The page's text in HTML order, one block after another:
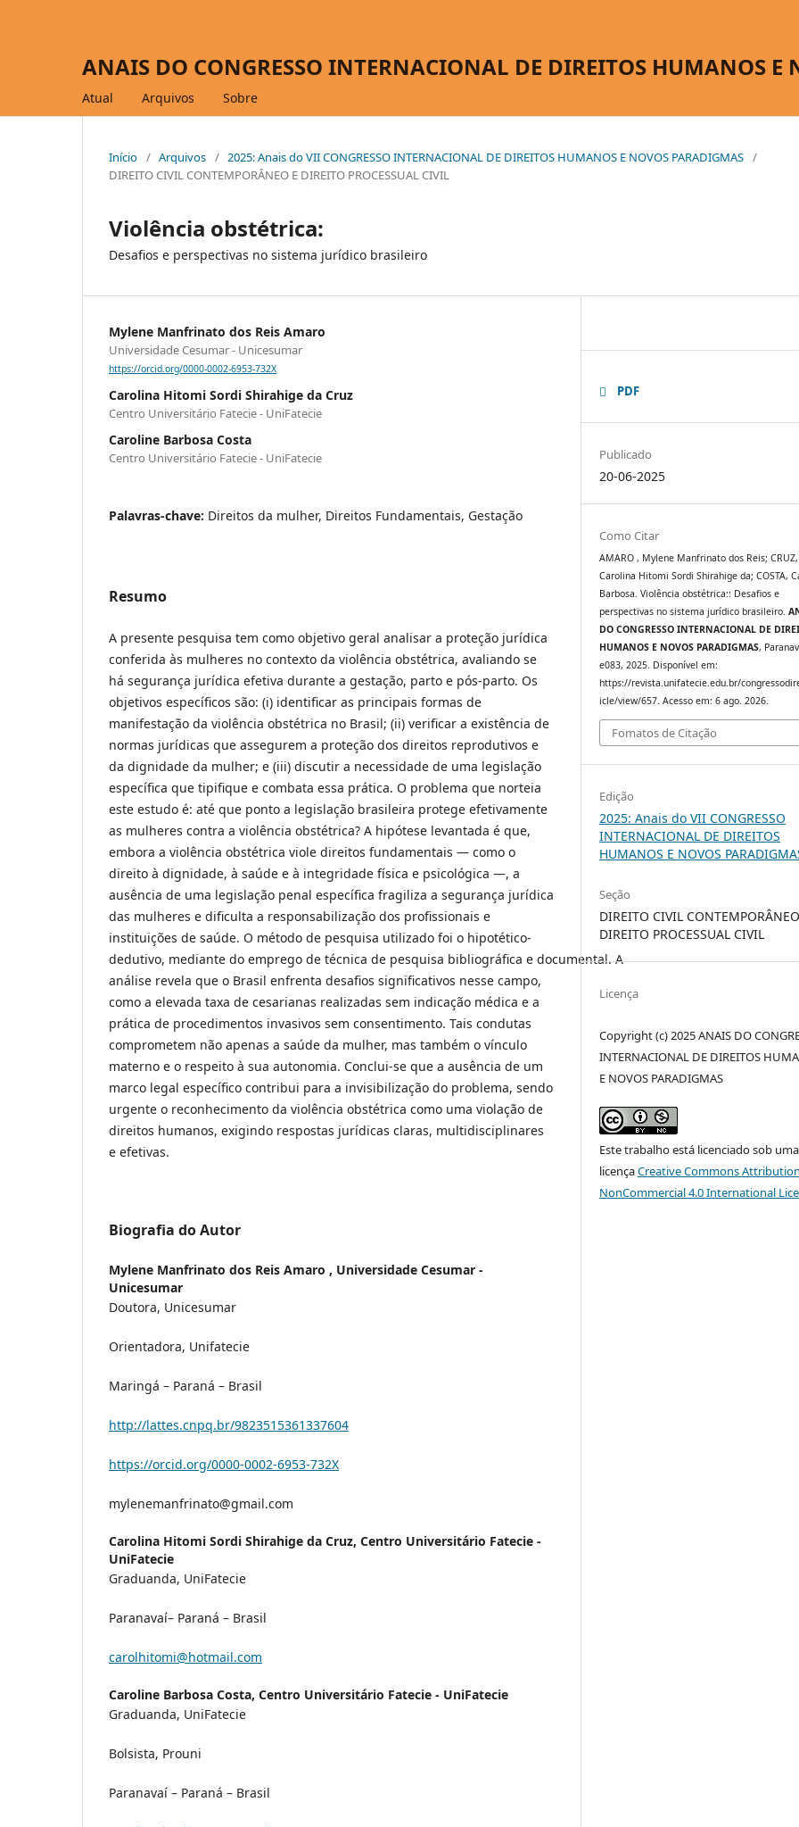
ANAIS DO CONGRESSO INTERNACIONAL DE DIREITOS HUMANOS E
Atual Arquivos Sobre
Início / Arquivos / 2025: Anais do VII CONGRESSO INTERNACIONAL DE DIREITOS HUMANOS E NOVOS PARADIGMAS /
DIREITO CIVIL CONTEMPORÂNEO E DIREITO PROCESSUAL CIVIL
Violência obstétrica:
Desafios e perspectivas no sistema jurídico brasileiro
Mylene Manfrinato dos Reis Amaro
Universidade Cesumar - Unicesumar
https://orcid.org/0000-0002-6953-732X
Carolina Hitomi Sordi Shirahige da Cruz
Centro Universitário Fatecie - UniFatecie
Caroline Barbosa Costa
Centro Universitário Fatecie - UniFatecie
Palavras-chave: Direitos da mulher, Direitos Fundamentais, Gestação
Resumo
A presente pesquisa tem como objetivo geral analisar a proteção jurídica
conferida às mulheres no contexto da violência obstétrica, avaliando se
há segurança jurídica efetiva durante a gestação, parto e pós-parto. Os
objetivos específicos são: (i) identificar as principais formas de
manifestação da violência obstétrica no Brasil; (ii) verificar a existência de
normas jurídicas que assegurem a proteção dos direitos reprodutivos e
da dignidade da mulher; e (iii) discutir a necessidade de uma legislação
específica que tipifique e combata essa prática. O problema que norteia
este estudo é: até que ponto a legislação brasileira protege efetivamente
as mulheres contra a violência obstétrica? A hipótese levantada é que,
embora a violência obstétrica viole direitos fundamentais — como o
direito à dignidade, à saúde e à integridade física e psicológica —, a
ausência de uma legislação penal específica fragiliza a segurança jurídica
das mulheres e dificulta a responsabilização dos profissionais e
instituições de saúde. O método de pesquisa utilizado foi o hipotético-
dedutivo, mediante do emprego de técnica de pesquisa bibliográfica e documental. A
análise revela que o Brasil enfrenta desafios significativos nesse campo,
como a elevada taxa de cesarianas realizadas sem indicação médica e a
prática de procedimentos invasivos sem consentimento. Tais condutas
comprometem não apenas a saúde da mulher, mas também o vínculo
materno e o respeito à sua autonomia. Conclui-se que a ausência de um
marco legal específico contribui para a invisibilização do problema, sendo
urgente o reconhecimento da violência obstétrica como uma violação de
direitos humanos, exigindo respostas jurídicas claras, multidisciplinares
e efetivas.
Biografia do Autor
Mylene Manfrinato dos Reis Amaro , Universidade Cesumar -
Unicesumar
Doutora, Unicesumar
Orientadora, Unifatecie
Maringá – Paraná – Brasil
http://lattes.cnpq.br/9823515361337604
https://orcid.org/0000-0002-6953-732X
mylenemanfrinato@gmail.com
Carolina Hitomi Sordi Shirahige da Cruz, Centro Universitário Fatecie -
UniFatecie
Graduanda, UniFatecie
Paranavaí– Paraná – Brasil
carolhitomi@hotmail.com
Caroline Barbosa Costa, Centro Universitário Fatecie - UniFatecie
Graduanda, UniFatecie
Bolsista, Prouni
Paranavaí – Paraná – Brasil
PDF
Publicado
20-06-2025
Como Citar
AMARO , Mylene Manfrinato dos Reis; CRUZ,
Carolina Hitomi Sordi Shirahige da; COSTA,
Barbosa. Violência obstétrica:: Desafios e
perspectivas no sistema jurídico brasileiro.
DO CONGRESSO INTERNACIONAL DE
HUMANOS E NOVOS PARADIGMAS,
e083, 2025. Disponível em:
https://revista.unifatecie.edu.br/
icle/view/657. Acesso em: 6 ago. 2026.
Fomatos de Citação
Edição
2025: Anais do VII CONGRESSO
INTERNACIONAL DE DIREITOS
HUMANOS E NOVOS
Seção
DIREITO CIVIL
DIREITO PROCESSUAL CIVIL
Licença
Copyright (c) 2025 ANAIS DO
INTERNACIONAL DE DIREITOS
E NOVOS PARADIGMAS
Este trabalho está licenciado sob uma
licençaCreative Commons
NonCommercial 4.0 International